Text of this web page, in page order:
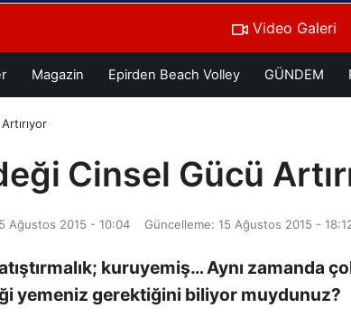
Video Galeri
Magazin Epirden Beach Volley GÜNDEM
Cinsel Gücü
Ağustos 2015 - 10:04 Güncelleme: 15 Ağustos 2015 -
kuruyemiş… Aynı zamanda
yemeniz gerektiğini biliyor muydunuz?